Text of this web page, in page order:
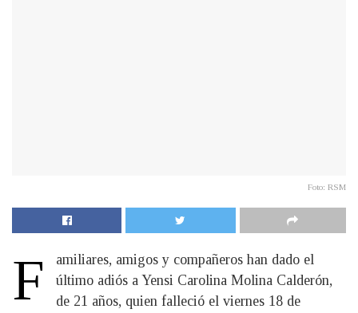
Foto: RSM
F
amiliares, amigos y compañeros han dado el
último adiós a Yensi Carolina Molina Calderón,
de 21 años, quien falleció el viernes 18 de